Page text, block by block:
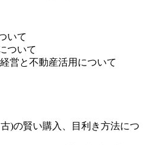
いて
ついて
営と不動産活用について
)の賢い購入、目利き方法につ